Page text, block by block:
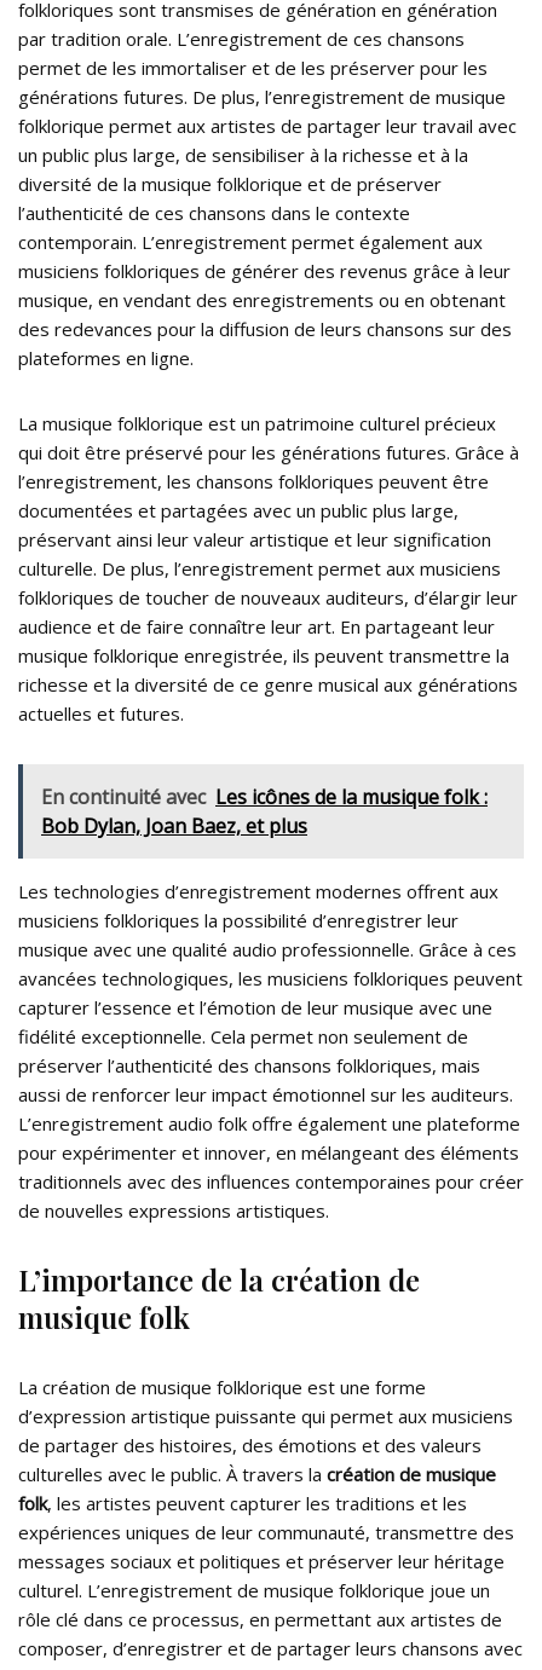
folkloriques sont transmises de génération en génération
par tradition orale. L’enregistrement de ces chansons
permet de les immortaliser et de les préserver pour les
générations futures. De plus, l’enregistrement de musique
folklorique permet aux artistes de partager leur travail avec
un public plus large, de sensibiliser à la richesse et à la
diversité de la musique folklorique et de préserver
l’authenticité de ces chansons dans le contexte
contemporain. L’enregistrement permet également aux
musiciens folkloriques de générer des revenus grâce à leur
musique, en vendant des enregistrements ou en obtenant
des redevances pour la diffusion de leurs chansons sur des
plateformes en ligne.
La musique folklorique est un patrimoine culturel précieux
qui doit être préservé pour les générations futures. Grâce à
l’enregistrement, les chansons folkloriques peuvent être
documentées et partagées avec un public plus large,
préservant ainsi leur valeur artistique et leur signification
culturelle. De plus, l’enregistrement permet aux musiciens
folkloriques de toucher de nouveaux auditeurs, d’élargir leur
audience et de faire connaître leur art. En partageant leur
musique folklorique enregistrée, ils peuvent transmettre la
richesse et la diversité de ce genre musical aux générations
actuelles et futures.
En continuité avec Les icônes de la musique folk :
Bob Dylan, Joan Baez, et plus
Les technologies d’enregistrement modernes offrent aux
musiciens folkloriques la possibilité d’enregistrer leur
musique avec une qualité audio professionnelle. Grâce à ces
avancées technologiques, les musiciens folkloriques peuvent
capturer l’essence et l’émotion de leur musique avec une
fidélité exceptionnelle. Cela permet non seulement de
préserver l’authenticité des chansons folkloriques, mais
aussi de renforcer leur impact émotionnel sur les auditeurs.
L’enregistrement audio folk offre également une plateforme
pour expérimenter et innover, en mélangeant des éléments
traditionnels avec des influences contemporaines pour créer
de nouvelles expressions artistiques.
L’importance de la création de
musique folk
La création de musique folklorique est une forme
d’expression artistique puissante qui permet aux musiciens
de partager des histoires, des émotions et des valeurs
culturelles avec le public. À travers la création de musique
folk, les artistes peuvent capturer les traditions et les
expériences uniques de leur communauté, transmettre des
messages sociaux et politiques et préserver leur héritage
culturel. L’enregistrement de musique folklorique joue un
rôle clé dans ce processus, en permettant aux artistes de
composer, d’enregistrer et de partager leurs chansons avec